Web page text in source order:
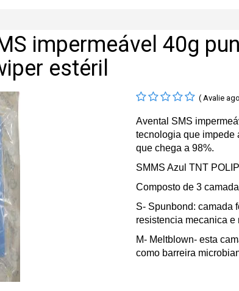
impermeável 40g
estéril
( Avalie
Avental SMS
tecnologia que impede
que chega a 98%.
SMMS Azul TNT
Composto de 3
S- Spunbond: camada
resistencia mecanica e
M- Meltblown- esta
como barreira